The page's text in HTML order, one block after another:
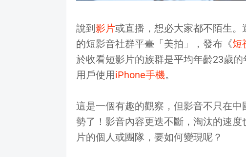
說到 影片或直播，想必大家都不陌生
的短影音社群平臺「美拍」，發布《短
於收看短影片的族群是平均年齡23歲
用戶使用iPhone手機。
這是一個有趣的觀察，但影音不只在
勢了！影音內容更迭不斷，淘汰的速
片的個人或團隊，要如何變現呢？